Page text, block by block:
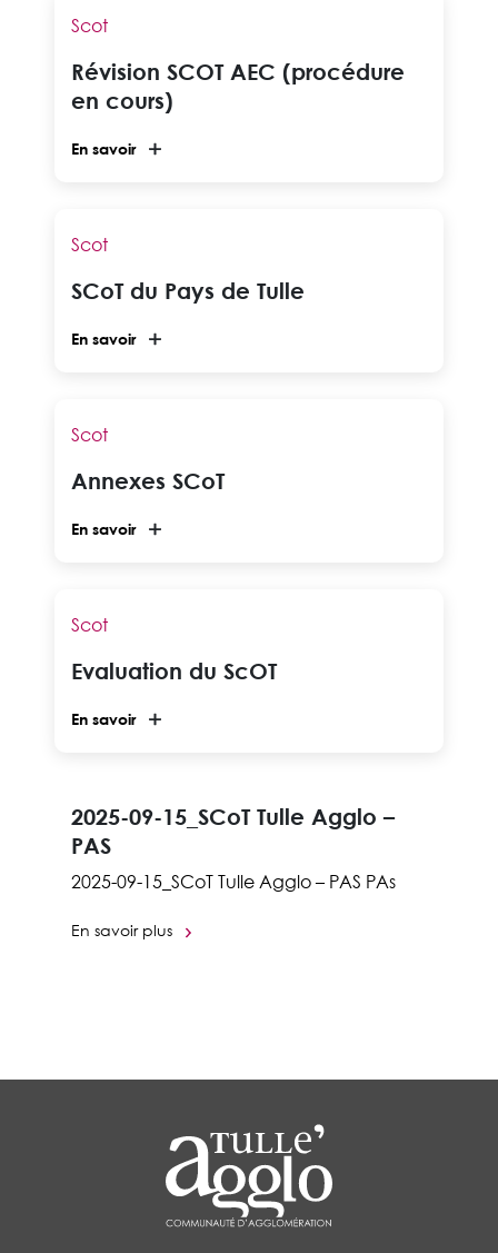
Scot
Révision SCOT AEC (procédure
en cours)
En savoir
Scot
SCoT du Pays de Tulle
En savoir
Scot
Annexes SCoT
En savoir
Scot
Evaluation du ScOT
En savoir
2025-09-15_SCoT Tulle Agglo –
PAS
2025-09-15_SCoT Tulle Agglo – PAS PAs
En savoir plus